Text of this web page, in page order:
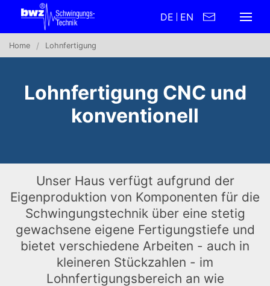
DE EN
Home Lohnfertigung
Lohnfertigung CNC und
konventionell
Unser Haus verfügt aufgrund der
Eigenproduktion von Komponenten für die
Schwingungstechnik über eine stetig
gewachsene eigene Fertigungstiefe und
bietet verschiedene Arbeiten - auch in
kleineren Stückzahlen - im
Lohnfertigungsbereich an wie